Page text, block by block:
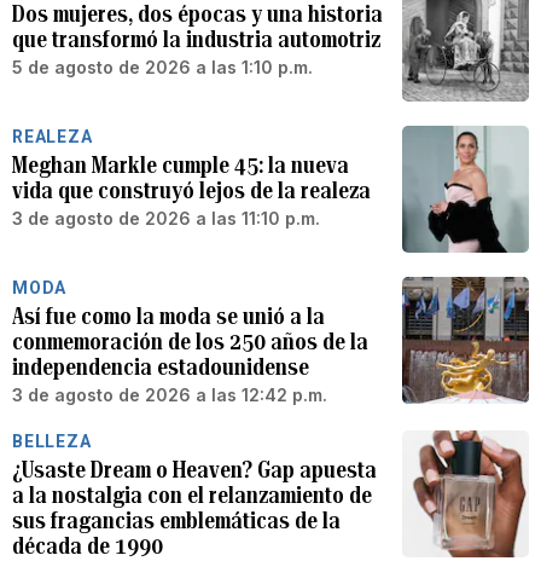
Dos mujeres, dos épocas y una historia
que transformó la industria automotriz
5 de agosto de 2026 a las 1:10 p.m.
REALEZA
Meghan Markle cumple 45: la nueva
vida que construyó lejos de la realeza
3 de agosto de 2026 a las 11:10 p.m.
MODA
Así fue como la moda se unió a la
conmemoración de los 250 años de la
independencia estadounidense
3 de agosto de 2026 a las 12:42 p.m.
BELLEZA
¿Usaste Dream o Heaven? Gap apuesta
a la nostalgia con el relanzamiento de
sus fragancias emblemáticas de la
década de 1990